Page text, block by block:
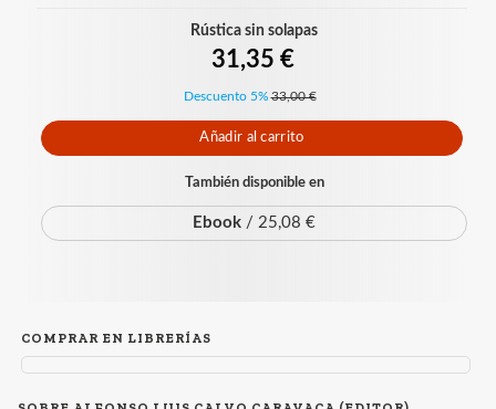
Rústica sin solapas
31,35 €
Descuento 5% 33,00 €
Añadir al carrito
También disponible en
Ebook / 25,08 €
COMPRAR EN LIBRERÍAS